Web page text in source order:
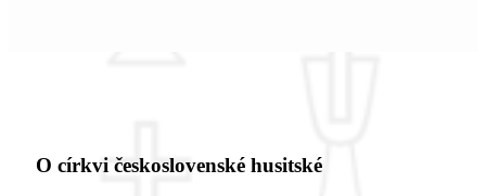
O církvi československé husitské